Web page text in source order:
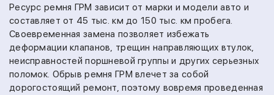
Ресурс ремня ГРМ зависит от марки и модели авто и
составляет от 45 тыс. км до 150 тыс. км пробега.
Своевременная замена позволяет избежать
деформации клапанов, трещин направляющих втулок,
неисправностей поршневой группы и других серьезных
поломок. Обрыв ремня ГРМ влечет за собой
дорогостоящий ремонт, поэтому вовремя проведенная